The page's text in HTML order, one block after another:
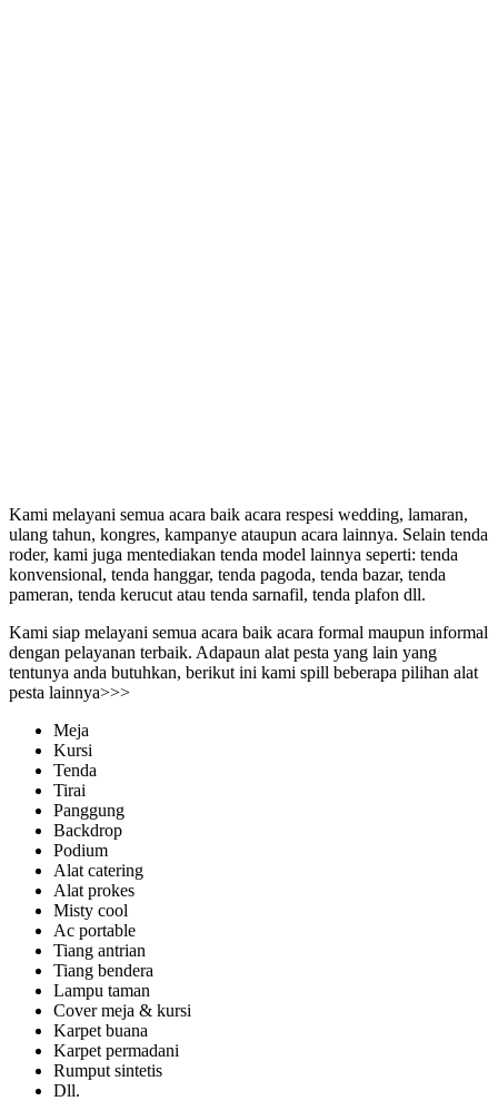
Kami melayani semua acara baik acara respesi wedding, lamaran,
ulang tahun, kongres, kampanye ataupun acara lainnya. Selain tenda
roder, kami juga mentediakan tenda model lainnya seperti: tenda
konvensional, tenda hanggar, tenda pagoda, tenda bazar, tenda
pameran, tenda kerucut atau tenda sarnafil, tenda plafon dll.
Kami siap melayani semua acara baik acara formal maupun informal
dengan pelayanan terbaik. Adapaun alat pesta yang lain yang
tentunya anda butuhkan, berikut ini kami spill beberapa pilihan alat
pesta lainnya>>>
Meja
Kursi
Tenda
Tirai
Panggung
Backdrop
Podium
Alat catering
Alat prokes
Misty cool
Ac portable
Tiang antrian
Tiang bendera
Lampu taman
Cover meja & kursi
Karpet buana
Karpet permadani
Rumput sintetis
Dll.